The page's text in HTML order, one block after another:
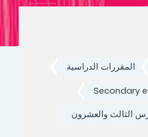
المقررات الدراسية
Secondary
الثالث والعشرون